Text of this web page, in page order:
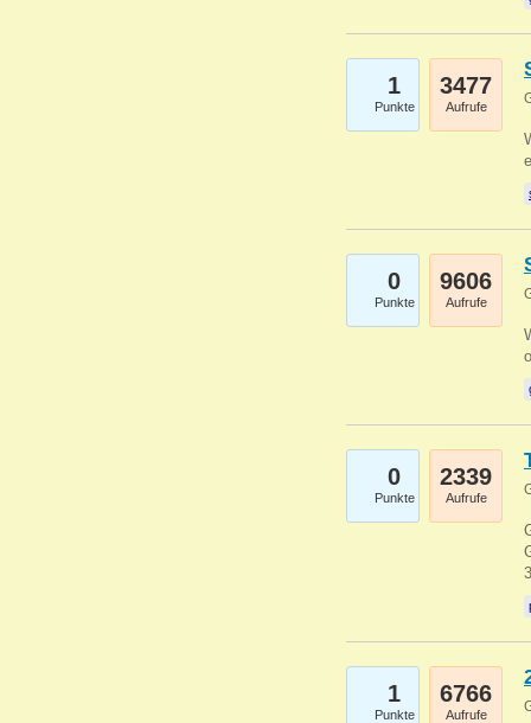
1
Punkte
3477
Aufrufe
0
Punkte
9606
Aufrufe
0
Punkte
2339
Aufrufe
1
Punkte
6766
Aufrufe